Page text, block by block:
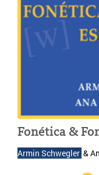
Fonética &
Armin Schwegler &